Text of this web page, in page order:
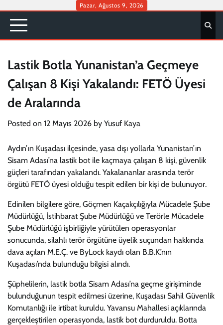
content
Pazar, Ağustos 9, 2026
Lastik Botla Yunanistan’a Geçmeye
Çalışan 8 Kişi Yakalandı: FETÖ Üyesi
de Aralarında
Posted on 12 Mayıs 2026 by Yusuf Kaya
Aydın’ın Kuşadası ilçesinde, yasa dışı yollarla Yunanistan’ın
Sisam Adası’na lastik bot ile kaçmaya çalışan 8 kişi, güvenlik
güçleri tarafından yakalandı. Yakalananlar arasında terör
örgütü FETÖ üyesi olduğu tespit edilen bir kişi de bulunuyor.
Edinilen bilgilere göre, Göçmen Kaçakçılığıyla Mücadele Şube
Müdürlüğü, İstihbarat Şube Müdürlüğü ve Terörle Mücadele
Şube Müdürlüğü işbirliğiyle yürütülen operasyonlar
sonucunda, silahlı terör örgütüne üyelik suçundan hakkında
dava açılan M.E.Ç. ve ByLock kaydı olan B.B.K.’nın
Kuşadası’nda bulunduğu bilgisi alındı.
Şüphelilerin, lastik botla Sisam Adası’na geçme girişiminde
bulunduğunun tespit edilmesi üzerine, Kuşadası Sahil Güvenlik
Komutanlığı ile irtibat kuruldu. Yavansu Mahallesi açıklarında
gerçekleştirilen operasyonda, lastik bot durduruldu. Botta